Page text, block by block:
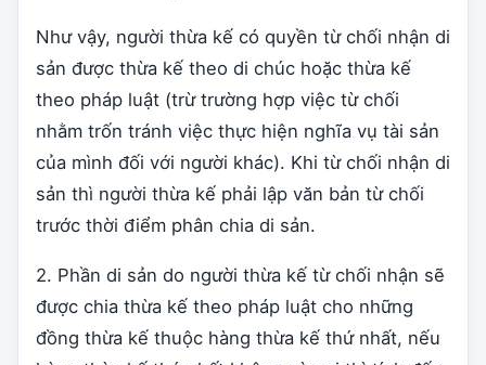
Như vậy, người thừa kế có quyền từ chối nhận di
sản được thừa kế theo di chúc hoặc thừa kế
theo pháp luật (trừ trường hợp việc từ chối
nhằm trốn tránh việc thực hiện nghĩa vụ tài sản
của mình đối với người khác). Khi từ chối nhận di
sản thì người thừa kế phải lập văn bản từ chối
trước thời điểm phân chia di sản.
2. Phần di sản do người thừa kế từ chối nhận sẽ
được chia thừa kế theo pháp luật cho những
đồng thừa kế thuộc hàng thừa kế thứ nhất, nếu